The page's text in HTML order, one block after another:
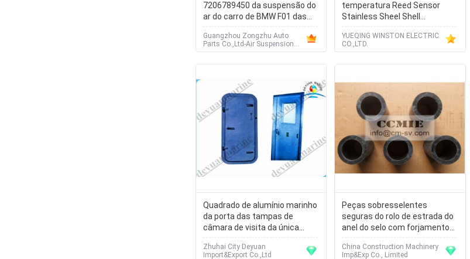
7206789450 da suspensão do
ar do carro de BMW F01 das
partes do corpo
Guangzhou Zongzhu Auto
Parts Co.,Ltd-Air Suspension
Specialist
temperatura Reed Sensor
Stainless Sheel Shell
magnético personalizou
YUEQING WINSTON ELECTRIC
CO.,LTD.
Quadrado de alumínio marinho
da porta das tampas de
câmara de visita da única
folha/janela redonda
Zhuhai City Deyuan
Import&Export Co.,Ltd
Peças sobresselentes
seguras do rolo de estrada do
anel do selo com forjamento
do tratamento
térmico/método da carcaça
China Construction Machinery
Imp&Exp Co., Limited